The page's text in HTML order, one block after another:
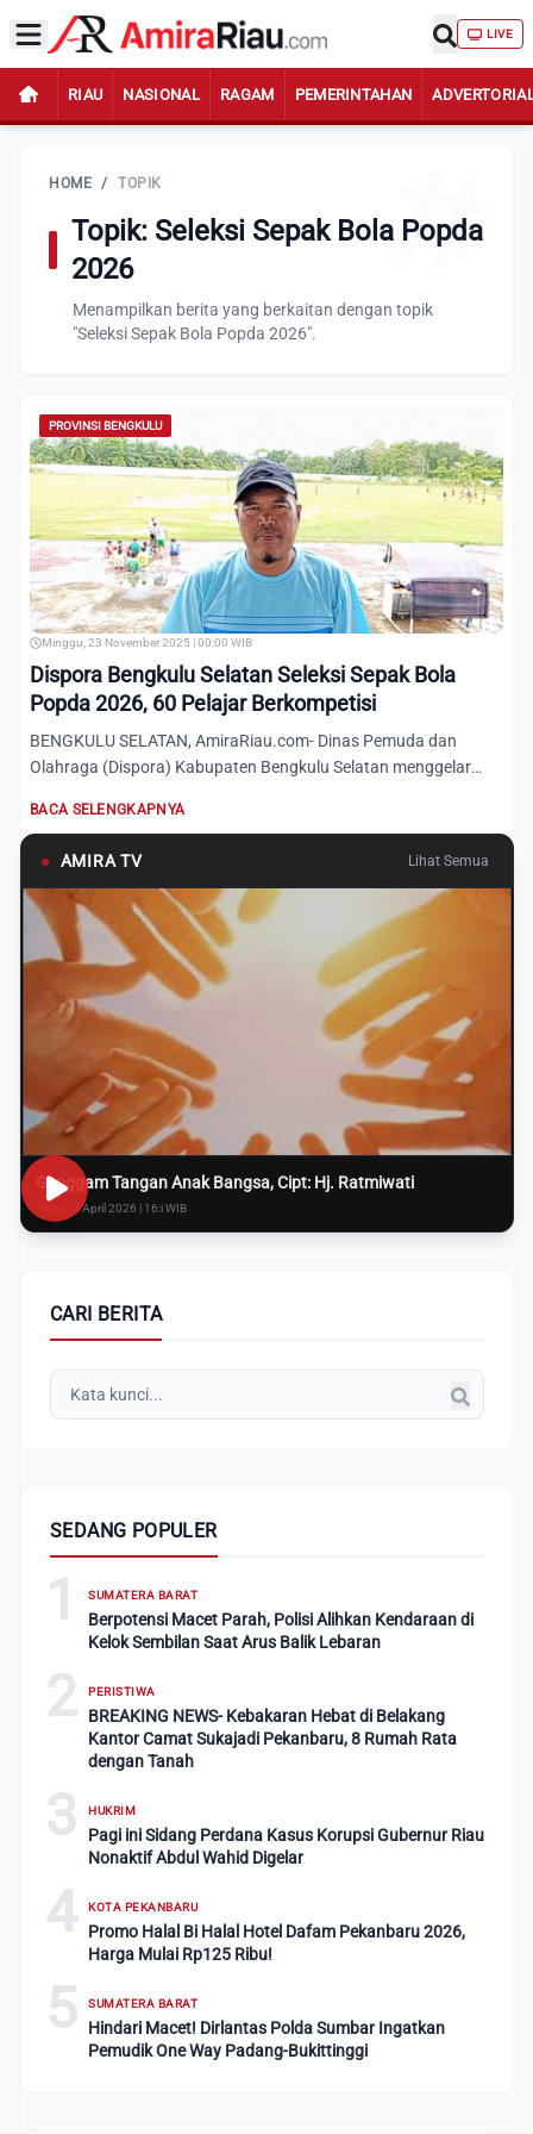
LIVE
RIAU NASIONAL RAGAM PEMERINTAHAN
HOME / TOPIK
Topik: Seleksi Sepak Bola Popda
2026
Menampilkan berita yang berkaitan dengan topik
"Seleksi Sepak Bola Popda 2026".
PROVINSI BENGKULU
Minggu, 23 November 2025 | 00:00 WIB
Dispora Bengkulu Selatan Seleksi Sepak Bola
Popda 2026, 60 Pelajar Berkompetisi
BENGKULU SELATAN, AmiraRiau.com- Dinas Pemuda dan
Olahraga (Dispora) Kabupaten Bengkulu Selatan menggelar
BACA SELENGKAPNYA
● AMIRA TV Lihat Semua
Genggam Tangan Anak Bangsa, Cipt: Hj. Ratmiwati
Rabu, 8 April 2026 | 16:i WIB
CARI BERITA
SEDANG POPULER
1 SUMATERA BARAT
Berpotensi Macet Parah, Polisi Alihkan Kendaraan di
Kelok Sembilan Saat Arus Balik Lebaran
2 PERISTIWA
BREAKING NEWS- Kebakaran Hebat di Belakang
Kantor Camat Sukajadi Pekanbaru, 8 Rumah Rata
dengan Tanah
3 HUKRIM
Pagi ini Sidang Perdana Kasus Korupsi Gubernur Riau
Nonaktif Abdul Wahid Digelar
4 KOTA PEKANBARU
Promo Halal Bi Halal Hotel Dafam Pekanbaru 2026,
Harga Mulai Rp125 Ribu!
5 SUMATERA BARAT
Hindari Macet! Dirlantas Polda Sumbar Ingatkan
Pemudik One Way Padang-Bukittinggi